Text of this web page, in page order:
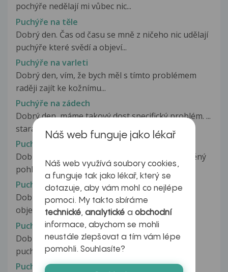
pochýře nedělají mi vůbec nic...
Puchýře na těle
Dobrý den. Čas od času se mně z ničeho nic udělají
puchýře které svědí a objeví...
Puchýře na varleti
Dobrý den, vím, že bych měl s tímto problémem
raději zajít ke kožnímu...
Puchýře na zádech
Dobrý den, máme takový dost specifický problém. ...
staráme se o ležícího dědečka....
Puchýře na žaludu
Dobrý den, Asi před 2 měsíci jsem měl nechráněný
pohlavní styk s kamarádkou....
Puchyře po bradavicích
Dobrý Den byla jsem na ošetření dvou bradvic
objevily se mi puchyře bylo to...
Puchýře po celém těle
Dobrý den, už je tomu asi týden co se i objevují
puchýře na těle. Začlo to v...
Puchýře po kousnutí hmyzem
Náš web funguje jako lékař
Náš web využívá soubory cookies,
a funguje tak jako lékař, který se
dotazuje, aby vám mohl co nejlépe
pomoci. My takto sbíráme
technické,analytické a obchodní
informace, abychom se mohli
neustále zlepšovat a tím vám lépe
pomohli. Souhlasíte?